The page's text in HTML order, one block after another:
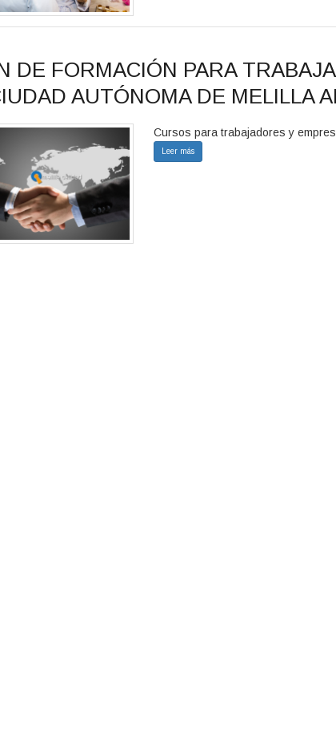
DE FORMACIÓN PARA
AUTÓNOMA DE MELILLA
Cursos para trabajadores y
Leer más